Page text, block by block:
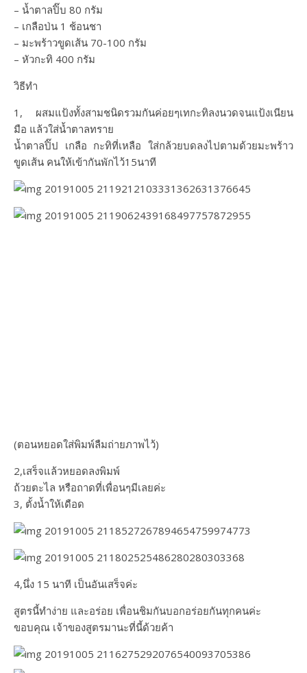
– น้ำตาลปิ๊บ 80 กรัม
– เกลือป่น 1 ช้อนชา
– มะพร้าวขูดเส้น 70-100 กรัม
– หัวกะทิ 400 กรัม
วิธีทำ
1, ผสมแป้งทั้งสามชนิดรวมกันค่อยๆเทกะทิลงนวดจนแป้งเนียน
มือ แล้วใส่น้ำตาลทราย
น้ำตาลปิ๊ป เกลือ กะทิที่เหลือ ใส่กล้วยบดลงไปตามด้วยมะพร้าว
ขูดเส้น คนให้เข้ากันพักไว้15นาที
(ตอนหยอดใส่พิมพ์ลืมถ่ายภาพไว้)
2,เสร็จแล้วหยอดลงพิมพ์
ถ้วยตะไล หรือถาดที่เพื่อนๆมีเลยค่ะ
3, ตั้งน้ำให้เดือด
4,นึ่ง 15 นาที เป็นอันเสร็จค่ะ
สูตรนี้ทำง่าย และอร่อย เพื่อนชิมกันบอกอร่อยกันทุกคนค่ะ
ขอบคุณ เจ้าของสูตรมานะที่นี้ด้วยค้า